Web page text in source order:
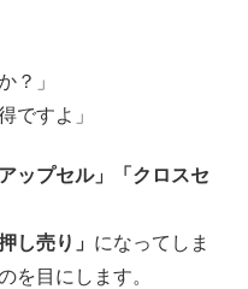
？」
ですよ」
アップセル」「クロスセ
し売り」 になってしま
を目にします。